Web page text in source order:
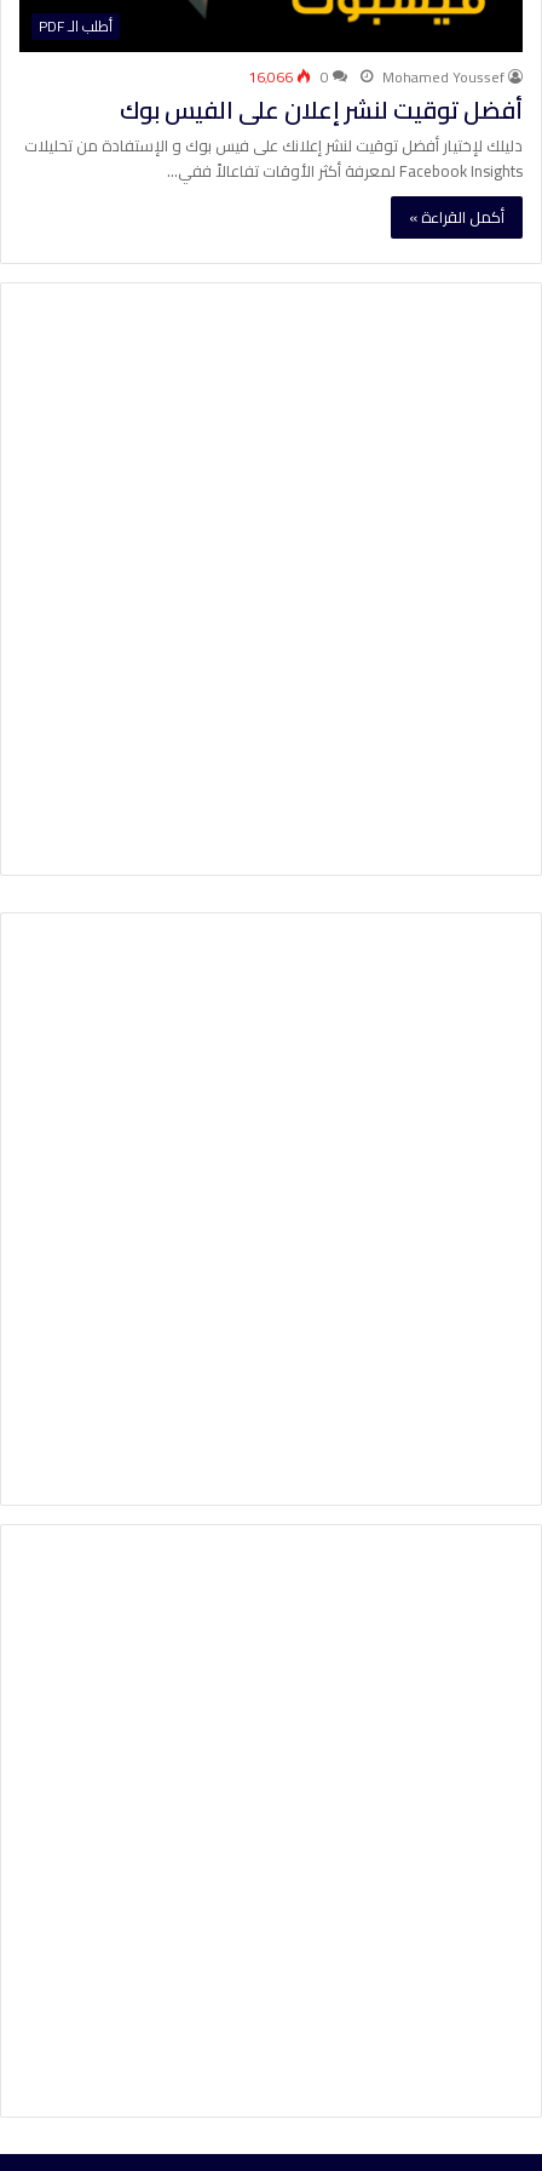
أطلب الـ PDF
Mohamed Youssef
0 16٬066
أفضل توقيت لنشر إعلان على الفيس بوك
دليلك لإختيار أفضل توقيت لنشر إعلانك على فيس بوك و الإستفادة من تحليلات
Facebook Insights لمعرفة أكثر الأوقات تفاعالاً ففي…
أكمل القراءة »